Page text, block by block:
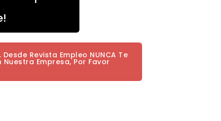
Revista Empleo NUNCA Te
Empresa, Por Favor